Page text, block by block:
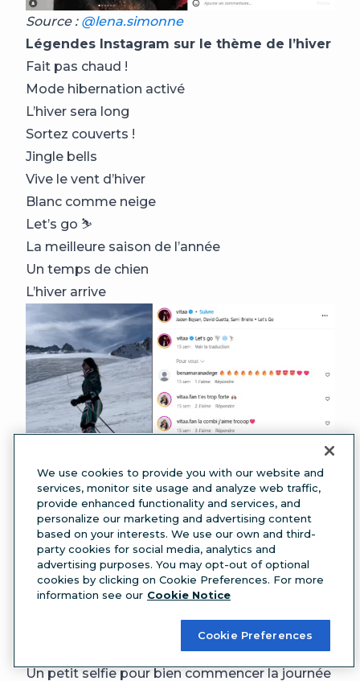
Source : @lena.simonne
Légendes Instagram sur le thème de l’hiver
Fait pas chaud !
Mode hibernation activé
L’hiver sera long
Sortez couverts !
Jingle bells
Vive le vent d’hiver
Blanc comme neige
Let’s go ⛷️
La meilleure saison de l’année
Un temps de chien
L’hiver arrive
Source :@vitaa
Légendes pour selfies sur Instagram
Les selfies sont toujours un peu ridicules, mais
La perfection, ça ne s’improvise pas
Un petit selfie pour bien commencer la journée
We use cookies to provide you with our website and
services, monitor site usage and analyze web traffic,
provide enhanced functionality and services, and
personalize our marketing and advertising content
based on your interests. We use our own and third-
party cookies for social media, analytics and
advertising purposes. You may opt-out of optional
cookies by clicking on Cookie Preferences. For more
information see our Cookie Notice
Cookie Preferences